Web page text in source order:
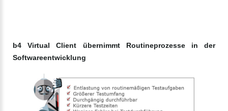
b4 Virtual Client übernimmt Routineprozesse in der
Softwareentwicklung